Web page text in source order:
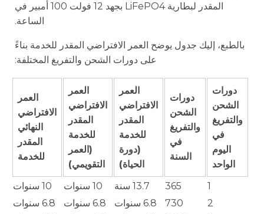
المقدر لبطارية LiFePO4 بجهد 12 فولت 100 أمبير في
الساعة.
بالطبع، إليك جدول يوضح العمر الافتراضي المقدر للخدمة بناءً
على دورات الشحن والتفريغ المختلفة:
دورات
الشحن
والتفريغ
في
اليوم
الواحد
دورات
الشحن
والتفريغ
في
السنة
العمر
الافتراضي
المقدر
للخدمة
(دورة
الحياة)
العمر
الافتراضي
المقدر
للخدمة
(العمر
التقويمي)
العمر
الافتراضي
النهائي
المقدر
للخدمة
1
365 13.7 سنة 10 سنوات
10 سنوات
2
730 6.8 سنوات 6.8 سنوات
6.8 سنوات